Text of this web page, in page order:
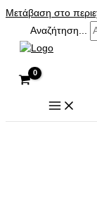
Μετάβαση στο
Αναζήτηση...